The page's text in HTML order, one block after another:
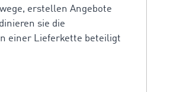
erstellen Angebote
sie die
einer Lieferkette beteiligt